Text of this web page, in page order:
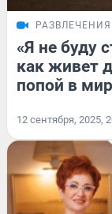
РАЗВЛЕЧЕНИЯ
«Я не буду
как живет
попой в
12 сентября, 2025,